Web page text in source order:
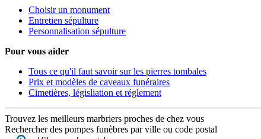
Choisir un monument
Entretien sépulture
Personnalisation sépulture
Pour vous aider
Tous ce qu'il faut savoir sur les pierres tombales
Prix et modèles de caveaux funéraires
Cimetières, législiation et réglement
Trouvez les meilleurs marbriers proches de chez vous
Rechercher des pompes funèbres par ville ou code postal